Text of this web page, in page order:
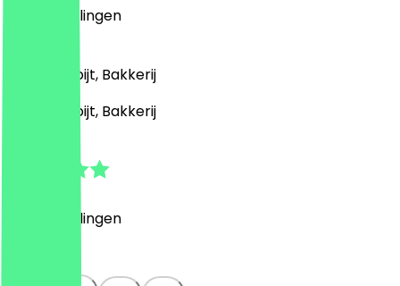
Beoordelingen
Café, Ontbijt, Bakkerij
Café, Ontbijt, Bakkerij
Beoordelingen